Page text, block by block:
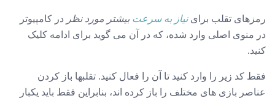
رمزهای تقلب براینیاز به سرعت بیشتر مورد نظر در کامپیوتر
در منوی اصلی وارد شده، که در آن می گوید برای ادامه کلیک
کنید.
فقط کد زیر را وارد کنید تا آن را فعال کنید. تقلبها باز کردن
عناصر بازی های مختلف را باز کرده اند، بنابراین فقط باید یکبار